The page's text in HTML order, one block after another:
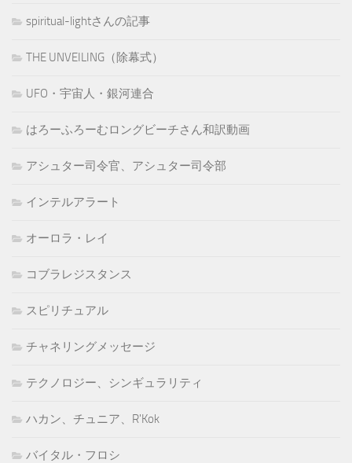
spiritual-lightさんの記事
THE UNVEILING（除幕式）
UFO・宇宙人・銀河連合
はろーふろーむロングビーチさん和訳動画
アシュター司令官、アシュター司令部
インテルアラート
オーロラ・レイ
コブラレジスタンス
スピリチュアル
チャネリングメッセージ
テクノロジー、シンギュラリティ
ハカン、チュニア、R'Kok
バイタル・フロシ